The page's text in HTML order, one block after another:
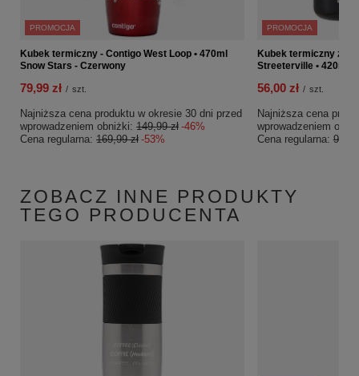
PROMOCJA
Kubek termiczny - Contigo West Loop • 470ml
Snow Stars - Czerwony
79,99 zł / szt.
Najniższa cena produktu w okresie 30 dni przed
wprowadzeniem obniżki: 149,99 zł -46%
Cena regularna: 169,99 zł -53%
PROMOCJA
Kubek termiczny z
Streeterville • 420ml •
56,00 zł / szt.
Najniższa cena
wprowadzeniem
Cena regularna:
ZOBACZ INNE PRODUKTY
TEGO PRODUCENTA